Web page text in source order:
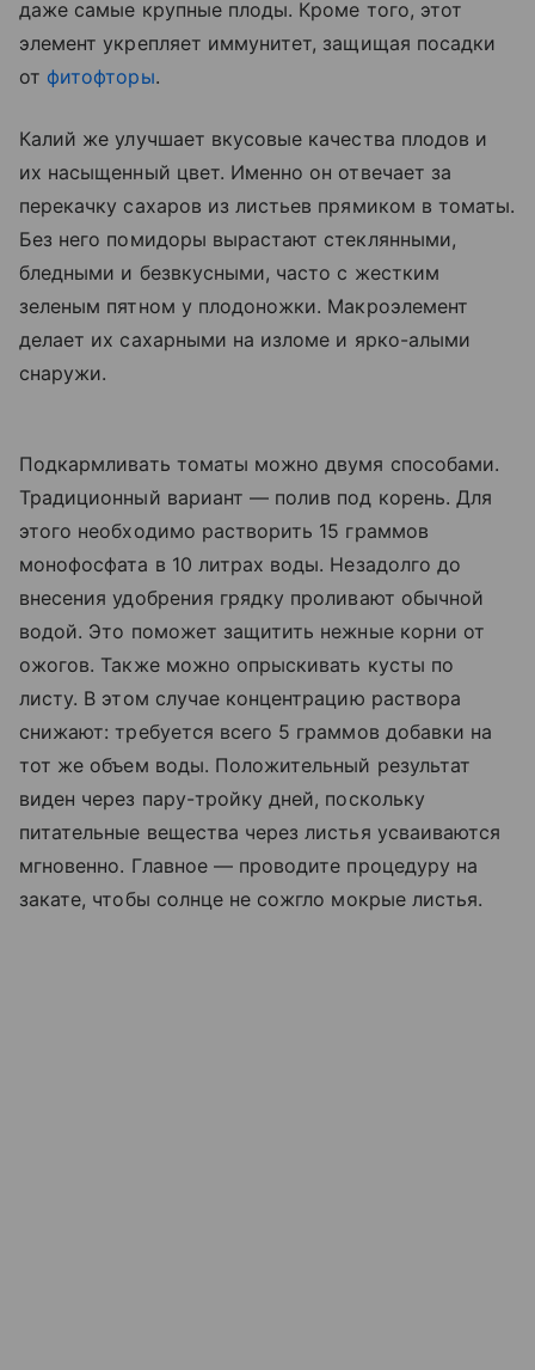
даже самые крупные плоды. Кроме того, этот
элемент укрепляет иммунитет, защищая посадки
от фитофторы.
Калий же улучшает вкусовые качества плодов и
их насыщенный цвет. Именно он отвечает за
перекачку сахаров из листьев прямиком в томаты.
Без него помидоры вырастают стеклянными,
бледными и безвкусными, часто с жестким
зеленым пятном у плодоножки. Макроэлемент
делает их сахарными на изломе и ярко-алыми
снаружи.
Подкармливать томаты можно двумя способами.
Традиционный вариант — полив под корень. Для
этого необходимо растворить 15 граммов
монофосфата в 10 литрах воды. Незадолго до
внесения удобрения грядку проливают обычной
водой. Это поможет защитить нежные корни от
ожогов. Также можно опрыскивать кусты по
листу. В этом случае концентрацию раствора
снижают: требуется всего 5 граммов добавки на
тот же объем воды. Положительный результат
виден через пару-тройку дней, поскольку
питательные вещества через листья усваиваются
мгновенно. Главное — проводите процедуру на
закате, чтобы солнце не сожгло мокрые листья.